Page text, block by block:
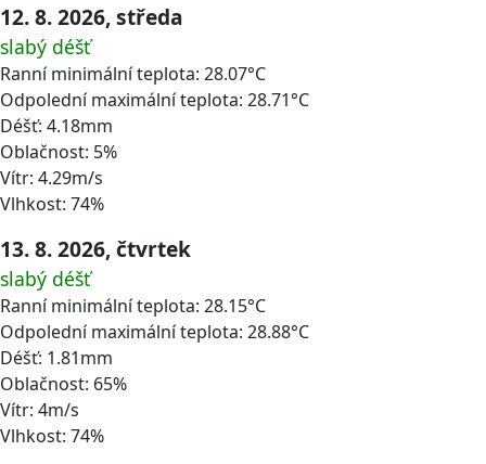
12. 8. 2026, středa
slabý déšť
Ranní minimální teplota: 28.07°C
Odpolední maximální teplota: 28.71°C
Déšť: 4.18mm
Oblačnost: 5%
Vítr: 4.29m/s
Vlhkost: 74%
13. 8. 2026, čtvrtek
slabý déšť
Ranní minimální teplota: 28.15°C
Odpolední maximální teplota: 28.88°C
Déšť: 1.81mm
Oblačnost: 65%
Vítr: 4m/s
Vlhkost: 74%